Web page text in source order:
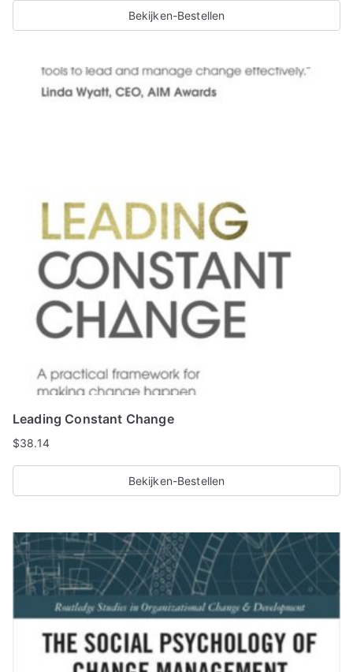
Bekijken-Bestellen
Leading Constant Change
$38.14
Bekijken-Bestellen